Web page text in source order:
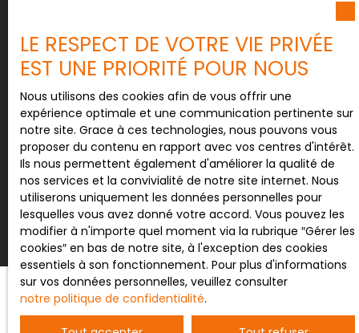
BLOIS CEDEX.
Pour en savoir plus sur le traitement de vos
données personnelles, veuillez consulter notre
politique de confidentialité.
Recevoir des annonces
JE RECHERCHE UN BIEN
LE RESPECT DE VOTRE VIE PRIVÉE
EST UNE PRIORITÉ POUR NOUS
Nous utilisons des cookies afin de vous offrir une
expérience optimale et une communication pertinente sur
notre site. Grace à ces technologies, nous pouvons vous
proposer du contenu en rapport avec vos centres d'intérêt.
Ils nous permettent également d'améliorer la qualité de
nos services et la convivialité de notre site internet. Nous
utiliserons uniquement les données personnelles pour
lesquelles vous avez donné votre accord. Vous pouvez les
modifier à n'importe quel moment via la rubrique ″Gérer les
cookies″ en bas de notre site, à l'exception des cookies
essentiels à son fonctionnement. Pour plus d'informations
sur vos données personnelles, veuillez consulter
notre politique de confidentialité.